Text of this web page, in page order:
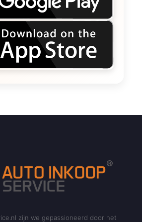
zijn we gepassioneerd door het